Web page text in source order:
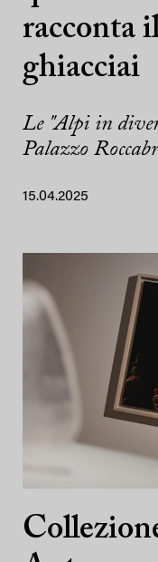
racconta
ghiacciai
Le "Alpi in
Palazzo
15.04.2025